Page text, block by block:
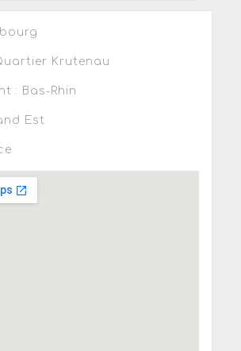
Krutenau
: Bas-Rhin
Est